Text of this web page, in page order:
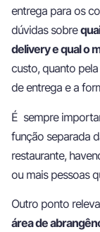
entrega para os
dúvidas sobre
delivery e qual o
custo, quanto
de entrega e a
É sempre
função separada
restaurante,
ou mais pessoas
Outro ponto
área de